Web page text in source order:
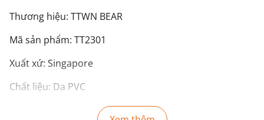
Thương hiệu: TTWN BEAR
Mã sản phẩm: TT2301
Xuất xứ: Singapore
Chất liệu: Da PVC
Kích thước: 14 x 9 (cm)